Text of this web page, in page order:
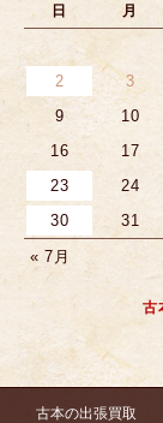
日 月
2
3
9
10
16
17
23
24
30
31
« 7月
古
古本の出張買取